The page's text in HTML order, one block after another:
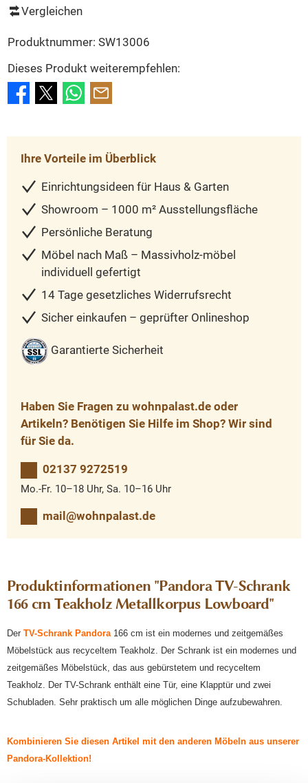
Vergleichen
Produktnummer: SW13006
Dieses Produkt weiterempfehlen:
Ihre Vorteile im Überblick
Einrichtungsideen für Haus & Garten
Showroom – 1000 m² Ausstellungsfläche
Persönliche Beratung
Möbel nach Maß – Massivholz-möbel
individuell gefertigt
14 Tage gesetzliches Widerrufsrecht
Sicher einkaufen – geprüfter Onlineshop
Garantierte Sicherheit
Haben Sie Fragen zu wohnpalast.de oder
Artikeln? Benötigen Sie Hilfe im Shop? Wir sind
für Sie da.
02137 9272519
Mo.-Fr. 10–18 Uhr, Sa. 10–16 Uhr
mail@wohnpalast.de
Produktinformationen "Pandora TV-Schrank
166 cm Teakholz Metallkorpus Lowboard"
Der TV-Schrank Pandora166 cm ist ein modernes und zeitgemäßes
Möbelstück aus recyceltem Teakholz. Der Schrank ist ein modernes und
zeitgemäßes Möbelstück, das aus gebürstetem und recyceltem
Teakholz. Der TV-Schrank enthält eine Tür, eine Klapptür und zwei
Schubladen. Sehr praktisch um alle möglichen Dinge aufzubewahren.
Kombinieren Sie diesen Artikel mit den anderen Möbeln aus unserer
Pandora-Kollektion!